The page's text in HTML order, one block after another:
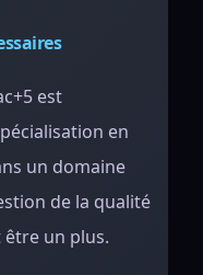
est
en
un domaine
de la qualité
un plus.